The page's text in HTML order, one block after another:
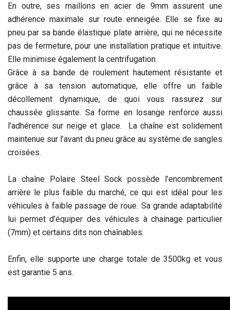
En outre, ses maillons en acier de 9mm assurent une
adhérence maximale sur route enneigée. Elle se fixe au
pneu par sa bande élastique plate arrière, qui ne nécessite
pas de fermeture, pour une installation pratique et intuitive.
Elle minimise également la centrifugation.
Grâce à sa bande de roulement hautement résistante et
grâce à sa tension automatique, elle offre un faible
décollement dynamique, de quoi vous rassurez sur
chaussée glissante. Sa forme en losange renforce aussi
l’adhérence sur neige et glace. La chaîne est solidement
maintenue sur l’avant du pneu grâce au système de sangles
croisées.
La chaîne Polaire Steel Sock possède l’encombrement
arrière le plus faible du marché, ce qui est idéal pour les
véhicules à faible passage de roue. Sa grande adaptabilité
lui permet d’équiper des véhicules à chainage particulier
(7mm) et certains dits non chaînables.
Enfin, elle supporte une charge totale de 3500kg et vous
est garantie 5 ans.